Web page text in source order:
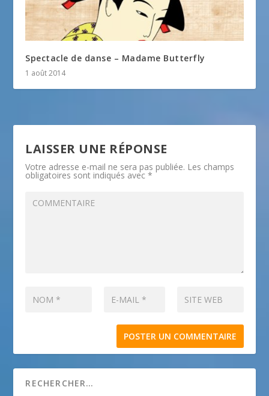
Spectacle de danse – Madame Butterfly
1 août 2014
LAISSER UNE RÉPONSE
Votre adresse e-mail ne sera pas publiée. Les champs
obligatoires sont indiqués avec*